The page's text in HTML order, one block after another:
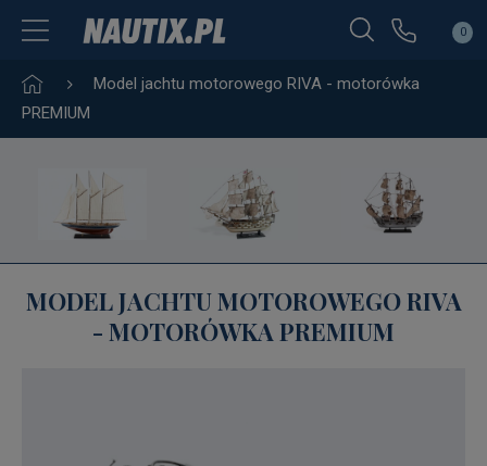
0
Model jachtu motorowego RIVA - motorówka
PREMIUM
MODEL JACHTU MOTOROWEGO RIVA
- MOTORÓWKA PREMIUM